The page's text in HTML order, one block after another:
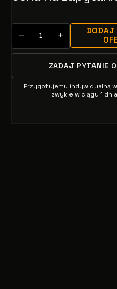
− +
DODAJ
ZADAJ PYTANIE
Przygotujemy indywidualną
zwykle w ciągu 1